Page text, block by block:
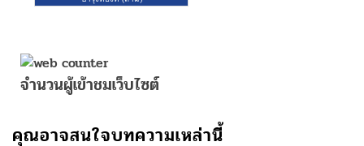
จำนวนผู้เข้าชมเว็บไซต์
คุณอาจสนใจบทความเหล่านี้